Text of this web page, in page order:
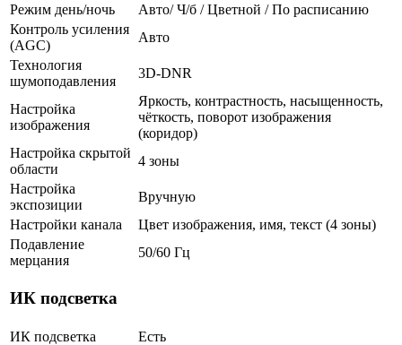
Режим день/ночь
Авто/ Ч/б / Цветной / По расписанию
Контроль усиления
(AGC)
Авто
Технология
шумоподавления
3D-DNR
Настройка
изображения
Яркость, контрастность, насыщенность,
чёткость, поворот изображения
(коридор)
Настройка скрытой
области
4 зоны
Настройка
экспозиции
Вручную
Настройки канала
Цвет изображения, имя, текст (4 зоны)
Подавление
мерцания
50/60 Гц
ИК подсветка
ИК подсветка
Есть